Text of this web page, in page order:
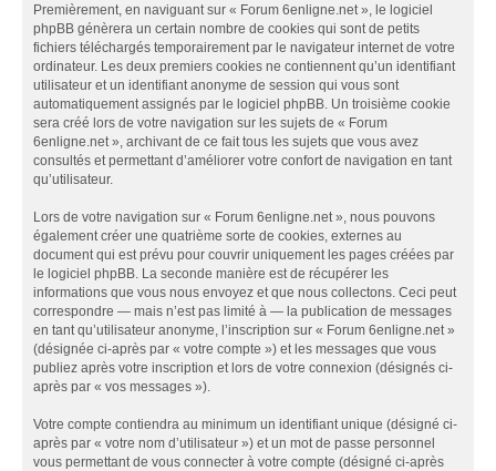
Premièrement, en naviguant sur « Forum 6enligne.net », le logiciel
phpBB génèrera un certain nombre de cookies qui sont de petits
fichiers téléchargés temporairement par le navigateur internet de votre
ordinateur. Les deux premiers cookies ne contiennent qu’un identifiant
utilisateur et un identifiant anonyme de session qui vous sont
automatiquement assignés par le logiciel phpBB. Un troisième cookie
sera créé lors de votre navigation sur les sujets de « Forum
6enligne.net », archivant de ce fait tous les sujets que vous avez
consultés et permettant d’améliorer votre confort de navigation en tant
qu’utilisateur.
Lors de votre navigation sur « Forum 6enligne.net », nous pouvons
également créer une quatrième sorte de cookies, externes au
document qui est prévu pour couvrir uniquement les pages créées par
le logiciel phpBB. La seconde manière est de récupérer les
informations que vous nous envoyez et que nous collectons. Ceci peut
correspondre — mais n’est pas limité à — la publication de messages
en tant qu’utilisateur anonyme, l’inscription sur « Forum 6enligne.net »
(désignée ci-après par « votre compte ») et les messages que vous
publiez après votre inscription et lors de votre connexion (désignés ci-
après par « vos messages »).
Votre compte contiendra au minimum un identifiant unique (désigné ci-
après par « votre nom d’utilisateur ») et un mot de passe personnel
vous permettant de vous connecter à votre compte (désigné ci-après